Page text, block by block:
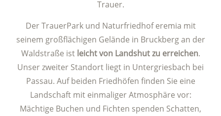
Trauer.
Der TrauerPark und Naturfriedhof eremia mit
seinem großflächigen Gelände in Bruckberg an der
Waldstraße istleicht von Landshut zu erreichen.
Unser zweiter Standort liegt in Untergriesbach bei
Passau. Auf beiden Friedhöfen finden Sie eine
Landschaft mit einmaliger Atmosphäre vor:
Mächtige Buchen und Fichten spenden Schatten,